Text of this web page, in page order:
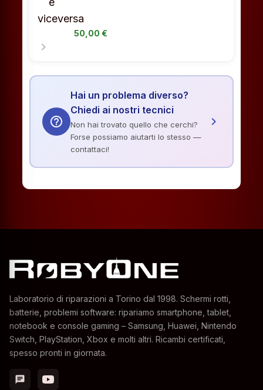
50,00 €
chevron_right
help_outline
Hai un problema diverso?
Chiedi ai nostri tecnici
Non hai trovato quello che cerchi?
Forse possiamo aiutarti lo stesso —
contattaci!
chevron_right
Laboratorio di riparazioni a Torino dal 1998. Schermi rotti,
batterie, problemi software: ripariamo smartphone, tablet,
notebook e console gaming – Samsung, Huawei, Nintendo
Switch, PlayStation, Xbox e molti altri. Ricambi certificati,
spesso pronti in giornata.
chat